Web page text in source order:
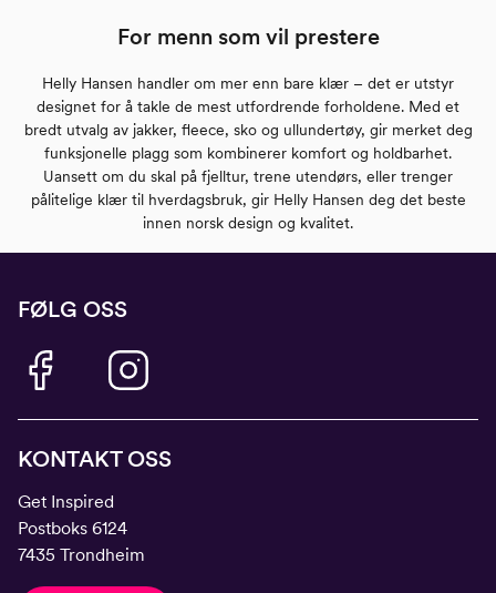
For menn som vil prestere
Helly Hansen handler om mer enn bare klær – det er utstyr
designet for å takle de mest utfordrende forholdene. Med et
bredt utvalg av jakker, fleece, sko og ullundertøy, gir merket deg
funksjonelle plagg som kombinerer komfort og holdbarhet.
Uansett om du skal på fjelltur, trene utendørs, eller trenger
pålitelige klær til hverdagsbruk, gir Helly Hansen deg det beste
innen norsk design og kvalitet.
FØLG OSS
KONTAKT OSS
Get Inspired
Postboks 6124
7435 Trondheim